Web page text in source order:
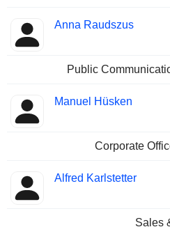
Anna Raudszus
Public
Manuel Hüsken
Corporate
Alfred Karlstetter
Sales